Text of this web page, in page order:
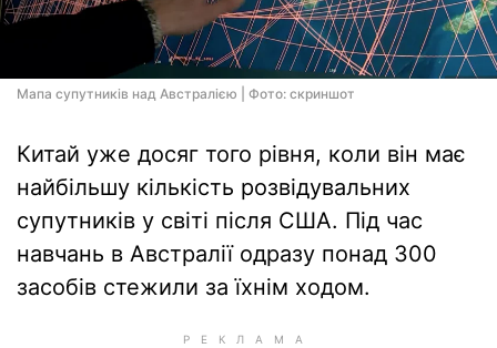
Мапа супутників над Австралією | Фото: скриншот
Китай уже досяг того рівня, коли він має
найбільшу кількість розвідувальних
супутників у світі після США. Під час
навчань в Австралії одразу понад 300
засобів стежили за їхнім ходом.